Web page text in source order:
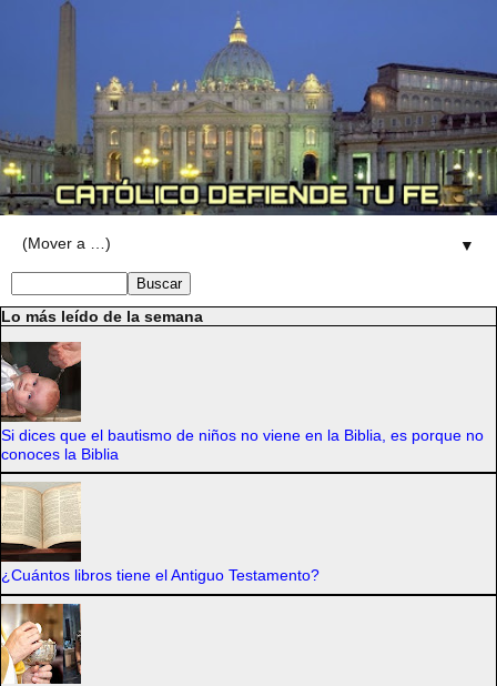
▼
Lo más leído de la semana
Si dices que el bautismo de niños no viene en la Biblia, es porque no
conoces la Biblia
¿Cuántos libros tiene el Antiguo Testamento?